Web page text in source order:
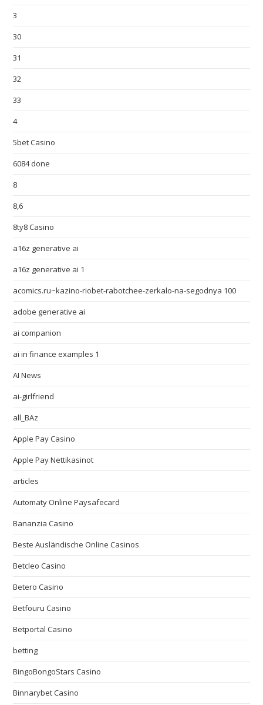
3
30
31
32
33
4
5bet Casino
6084 done
8
8,6
8ty8 Casino
a16z generative ai
a16z generative ai 1
acomics.ru~kazino-riobet-rabotchee-zerkalo-na-segodnya 100
adobe generative ai
ai companion
ai in finance examples 1
AI News
ai-girlfriend
all_BAz
Apple Pay Casino
Apple Pay Nettikasinot
articles
Automaty Online Paysafecard
Bananzia Casino
Beste Ausländische Online Casinos
Betcleo Casino
Betero Casino
Betfouru Casino
Betportal Casino
betting
BingoBongoStars Casino
Binnarybet Casino